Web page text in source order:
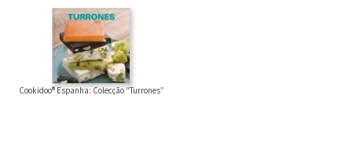
Cookidoo® Espanha: Colecção “Turrones”